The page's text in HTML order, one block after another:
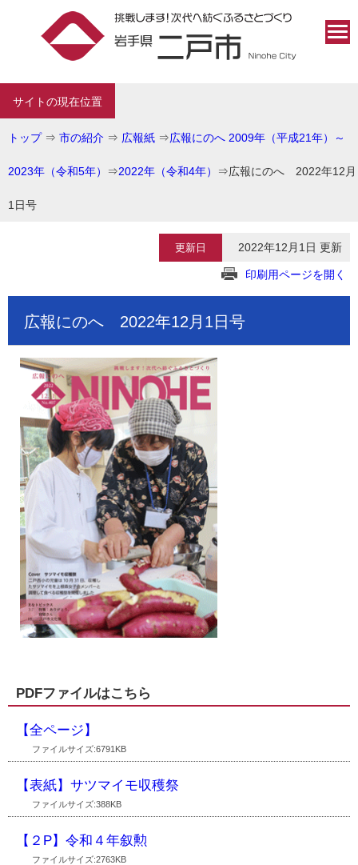
サイトの現在位置
トップ⇒ 市の紹介 ⇒ 広報紙 ⇒広報にのへ 2009年（平成21年）～
2023年（令和5年） ⇒2022年（令和4年） ⇒広報にのへ 2022年12月
1日号
更新日 2022年12月1日 更新
印刷用ページを開く
広報にのへ 2022年12月1日号
PDFファイルはこちら
【全ページ】
ファイルサイズ:6791KB
【表紙】サツマイモ収穫祭
ファイルサイズ:388KB
【２P】令和４年叙勲
ファイルサイズ:2763KB